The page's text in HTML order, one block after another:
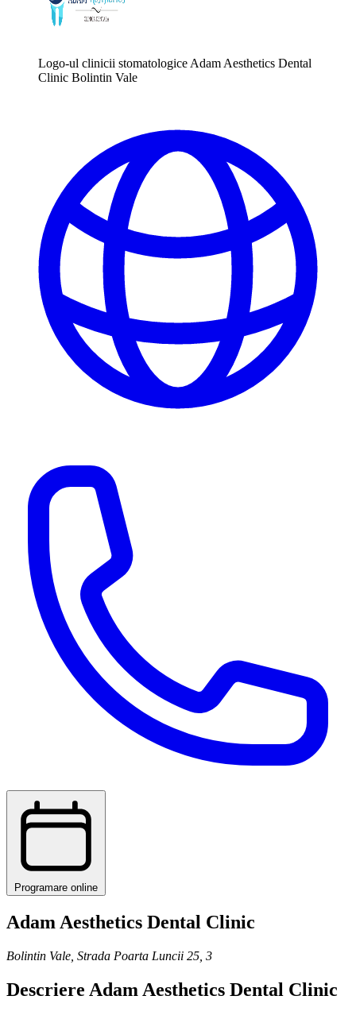
Logo-ul clinicii stomatologice Adam Aesthetics Dental
Clinic Bolintin Vale
Programare online
Adam Aesthetics Dental Clinic
Bolintin Vale Strada Poarta Luncii 25, 3
Descriere Adam Aesthetics Dental Clinic